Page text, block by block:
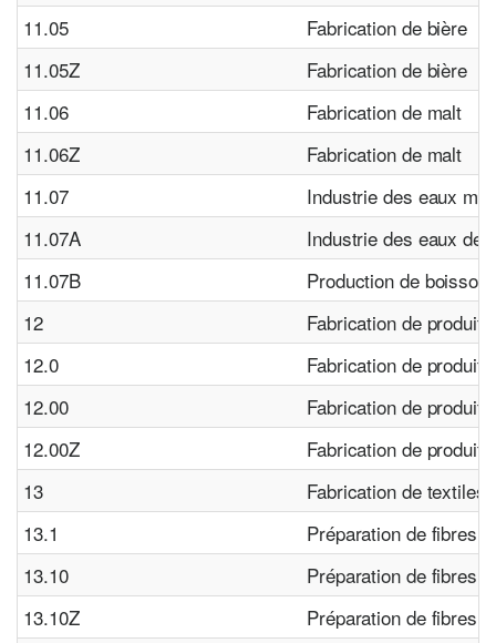
11.05
Fabrication de bière
11.05Z
Fabrication de bière
11.06
Fabrication de malt
11.06Z
Fabrication de malt
11.07
Industrie des eaux
11.07A
Industrie des eaux de
11.07B
Production de
12
Fabrication de
12.0
Fabrication de
12.00
Fabrication de
12.00Z
Fabrication de
13
Fabrication de textiles
13.1
Préparation de fibres
13.10
Préparation de fibres
13.10Z
Préparation de fibres